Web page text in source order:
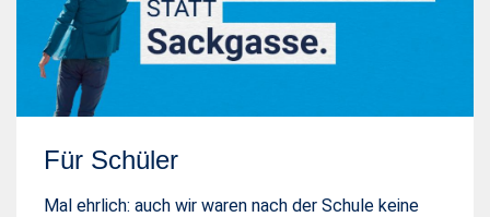
Für Schüler
Mal ehrlich: auch wir waren nach der Schule keine